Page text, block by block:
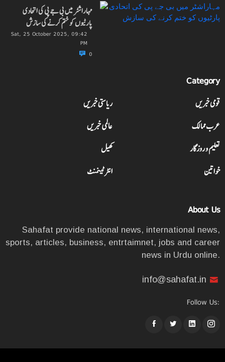
مہاراشٹر میں بی جے پی کی اتحادی
پارٹیوں کو ختم کرنے کی سازش
Sat, 25 October 2025, 09:42
PM
0
Category
قومی خبریں
ریاستی خبریں
عرب ممالک
عالمی خبریں
تعلیم و روزگار
کھیل
خواتین
انٹرٹینمنٹ
About Us
Sahafat provide national news, international news,
sports, articles, business, entrtaimnet, jobs and career
news in Urdu online.
info@sahafat.in
Follow Us: